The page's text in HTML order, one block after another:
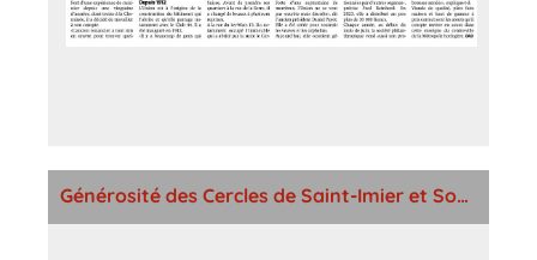
Générosité des Cercles de Saint-Imier et Sonvilier